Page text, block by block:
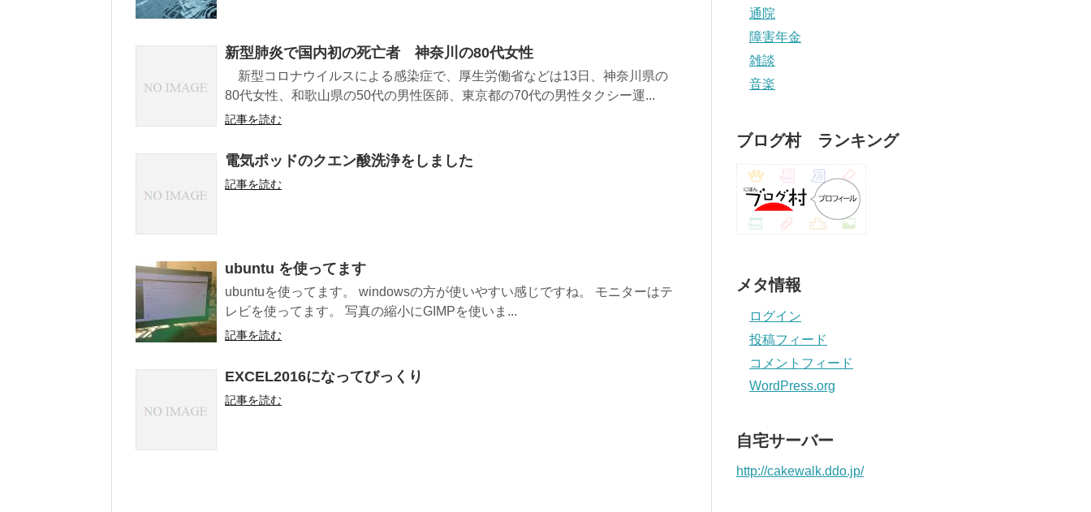
新型肺炎で国内初の死亡者 神奈川の80代女性
新型コロナウイルスによる感染症で、厚生労働省などは13日、神奈川県の
80代女性、和歌山県の50代の男性医師、東京都の70代の男性タクシー運...
記事を読む
電気ポッドのクエン酸洗浄をしました
記事を読む
ubuntu を使ってます
ubuntuを使ってます。 windowsの方が使いやすい感じですね。 モニターはテ
レビを使ってます。 写真の縮小にGIMPを使いま...
記事を読む
EXCEL2016になってびっくり
記事を読む
通院
障害年金
雑談
音楽
ブログ村 ランキング
メタ情報
ログイン
投稿フィード
コメントフィード
WordPress.org
自宅サーバー
http://cakewalk.ddo.jp/